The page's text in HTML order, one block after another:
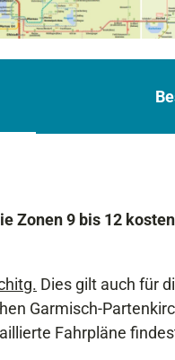
Zonen 9 bis 12
Dies gilt auch für
Garmisch-
Fahrpläne